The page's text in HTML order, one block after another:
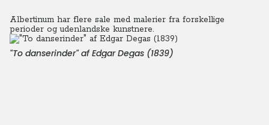
Albertinum har flere sale med malerier fra forskellige
perioder og udenlandske kunstnere.
"To danserinder" af Edgar Degas (1839)